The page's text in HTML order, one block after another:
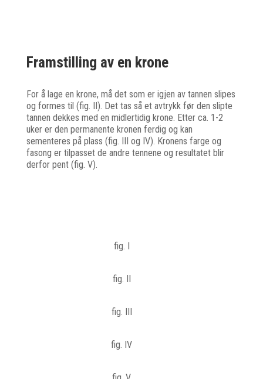
Framstilling av en krone
For å lage en krone, må det som er igjen av tannen slipes
og formes til (fig. II). Det tas så et avtrykk før den slipte
tannen dekkes med en midlertidig krone. Etter ca. 1-2
uker er den permanente kronen ferdig og kan
sementeres på plass (fig. III og IV). Kronens farge og
fasong er tilpasset de andre tennene og resultatet blir
derfor pent (fig. V).
fig. I
fig. II
fig. III
fig. IV